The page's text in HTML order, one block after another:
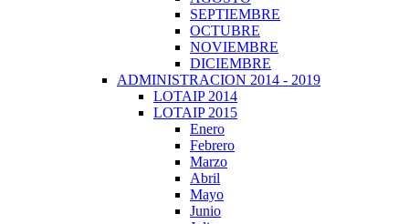
SEPTIEMBRE
OCTUBRE
NOVIEMBRE
DICIEMBRE
ADMINISTRACION 2014 - 2019
LOTAIP 2014
LOTAIP 2015
Enero
Febrero
Marzo
Abril
Mayo
Junio